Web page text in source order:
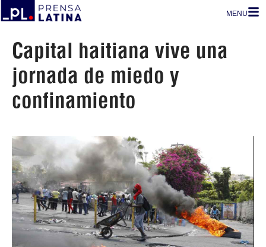
MENU
Capital haitiana vive una
jornada de miedo y
confinamiento